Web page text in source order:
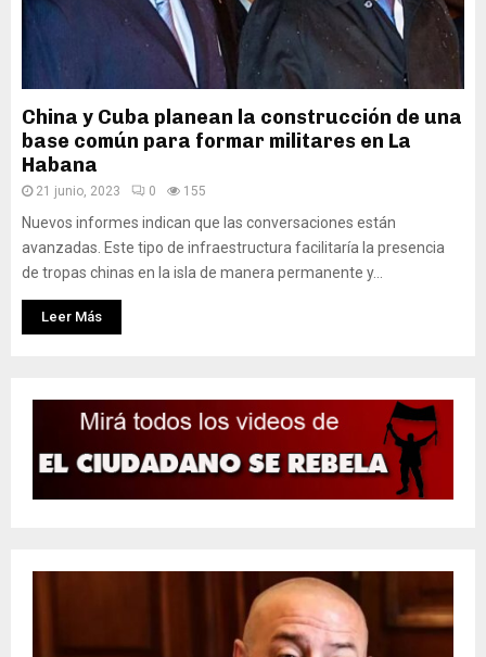
China y Cuba planean la construcción de una
base común para formar militares en La
Habana
21 junio, 2023 0 155
Nuevos informes indican que las conversaciones están
avanzadas. Este tipo de infraestructura facilitaría la presencia
de tropas chinas en la isla de manera permanente y...
Leer Más